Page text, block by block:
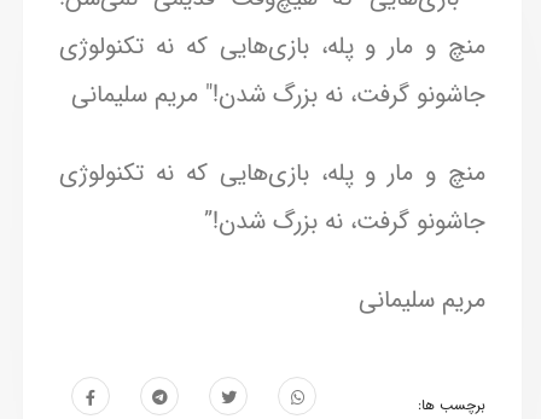
منچ و مار و پله، بازی‌هایی که نه تکنولوژی
جاشونو گرفت، نه بزرگ شدن!”
مریم سلیمانی
برچسب ها: